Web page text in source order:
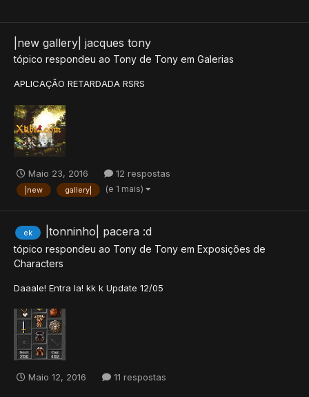
|new gallery| jacques tony
tópico respondeu ao Tony de Tony em Galerias
APLICAÇÃO RETARDADA RSRS
Maio 23, 2016 12 respostas
|new gallery| (e 1 mais)
ek |tonninho| pacera :d
tópico respondeu ao Tony de Tony em Exposições de
Characters
Daaale! Entra la! kk k Update 12/05
Maio 12, 2016 11 respostas